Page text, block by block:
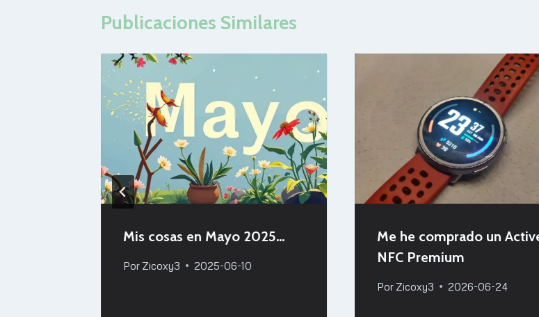
Publicaciones Similares
Mis cosas en Mayo 2025…
Por Zicoxy3 2025-06-10
Me he comprado un
NFC Premium
Por Zicoxy3 2026-06-24